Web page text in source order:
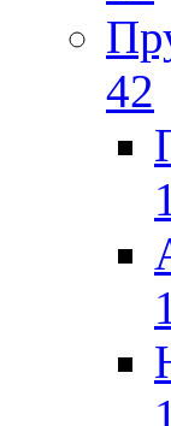
42